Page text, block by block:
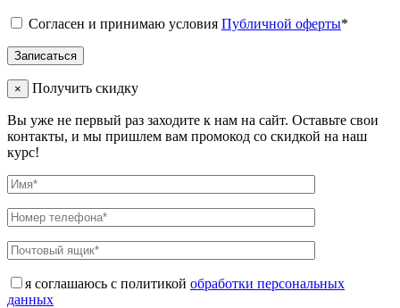
Согласен и принимаю условия Публичной оферты*
× Получить скидку
Вы уже не первый раз заходите к нам на сайт. Оставьте свои
контакты, и мы пришлем вам промокод со скидкой на наш
курс!
я соглашаюсь с политикой обработки персональных
данных